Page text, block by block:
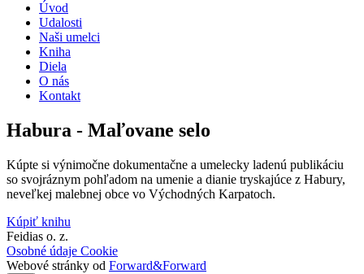
Úvod
Udalosti
Naši umelci
Kniha
Diela
O nás
Kontakt
Habura - Maľovane selo
Kúpte si výnimočne dokumentačne a umelecky ladenú publikáciu
so svojráznym pohľadom na umenie a dianie tryskajúce z Habury,
neveľkej malebnej obce vo Východných Karpatoch.
Kúpiť knihu
Feidias o. z.
Osobné údaje Cookie
Webové stránky od Forward&Forward